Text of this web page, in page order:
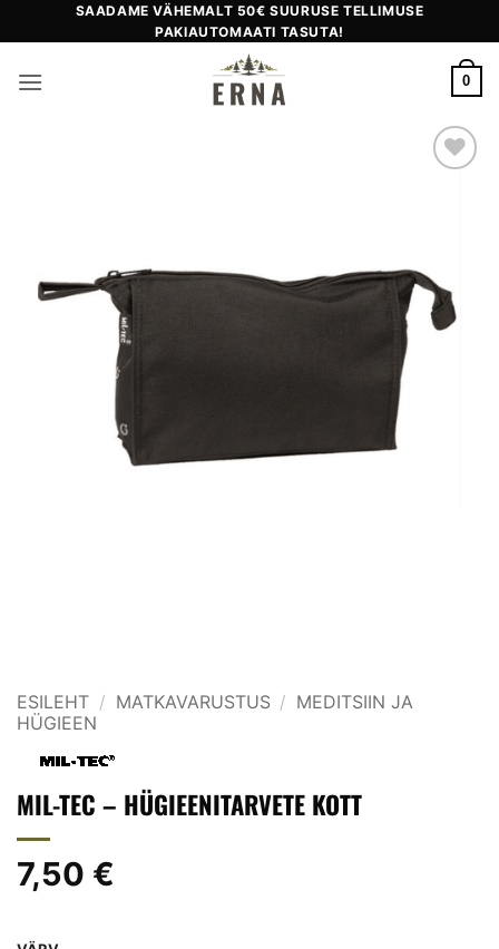
to
SAADAME VÄHEMALT 50€ SUURUSE TELLIMUSE
PAKIAUTOMAATI TASUTA!
0
ESILEHT / MATKAVARUSTUS / MEDITSIIN JA
HÜGIEEN
MIL-TEC – HÜGIEENITARVETE KOTT
7,50 €